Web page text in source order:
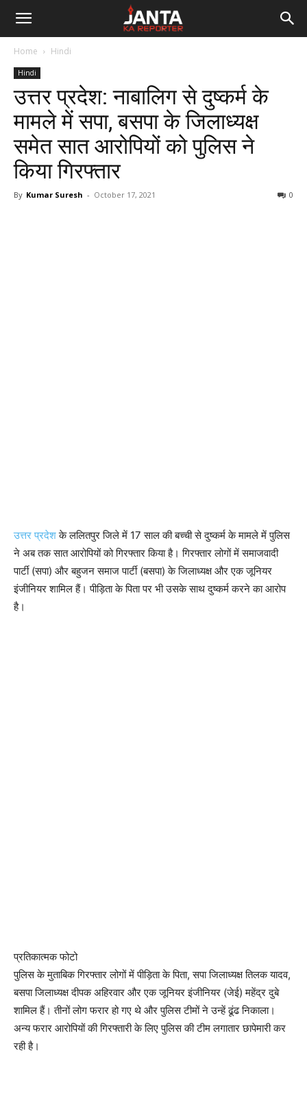
Janta
Reporter
Home Hindi
Hindi
उत्तर प्रदेश: नाबालिग से दुष्कर्म के
मामले में सपा, बसपा के जिलाध्यक्ष
समेत सात आरोपियों को पुलिस ने
किया गिरफ्तार
By Kumar Suresh - October 17, 2021 0
उत्तर प्रदेशके ललितपुर जिले में 17 साल की बच्ची से दुष्कर्म के मामले में पुलिस
ने अब तक सात आरोपियों को गिरफ्तार किया है। गिरफ्तार लोगों में समाजवादी
पार्टी (सपा) और बहुजन समाज पार्टी (बसपा) के जिलाध्यक्ष और एक जूनियर
इंजीनियर शामिल हैं। पीड़िता के पिता पर भी उसके साथ दुष्कर्म करने का आरोप
है।
प्रतिकात्मक फोटो
पुलिस के मुताबिक गिरफ्तार लोगों में पीड़िता के पिता, सपा जिलाध्यक्ष तिलक यादव,
बसपा जिलाध्यक्ष दीपक अहिरवार और एक जूनियर इंजीनियर (जेई) महेंद्र दुबे
शामिल हैं। तीनों लोग फरार हो गए थे और पुलिस टीमों ने उन्हें ढूंढ निकाला।
अन्य फरार आरोपियों की गिरफ्तारी के लिए पुलिस की टीम लगातार छापेमारी कर
रही है।